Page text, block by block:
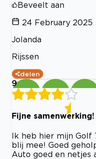
Beveelt aan
24 February 2025
Jolanda
Rijssen
delen
9
Fijne samenwerking!
Ik heb hier mijn Golf
blij mee! Goed
Auto goed en netjes